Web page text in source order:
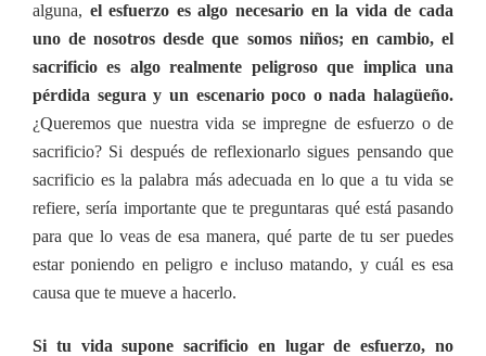
alguna, el esfuerzo es algo necesario en la vida de cada
uno de nosotros desde que somos niños; en cambio, el
sacrificio es algo realmente peligroso que implica una
pérdida segura y un escenario poco o nada halagüeño.
¿Queremos que nuestra vida se impregne de esfuerzo o de
sacrificio? Si después de reflexionarlo sigues pensando que
sacrificio es la palabra más adecuada en lo que a tu vida se
refiere, sería importante que te preguntaras qué está pasando
para que lo veas de esa manera, qué parte de tu ser puedes
estar poniendo en peligro e incluso matando, y cuál es esa
causa que te mueve a hacerlo.
Si tu vida supone sacrificio en lugar de esfuerzo, no